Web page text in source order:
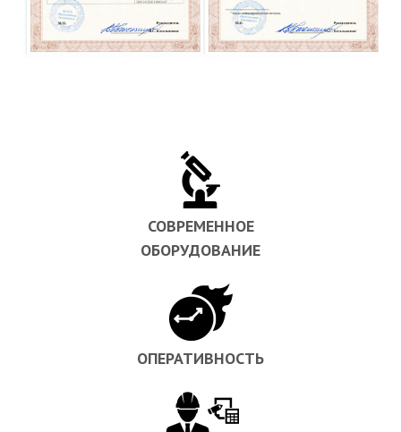
СОВРЕМЕННОЕ
ОБОРУДОВАНИЕ
ОПЕРАТИВНОСТЬ